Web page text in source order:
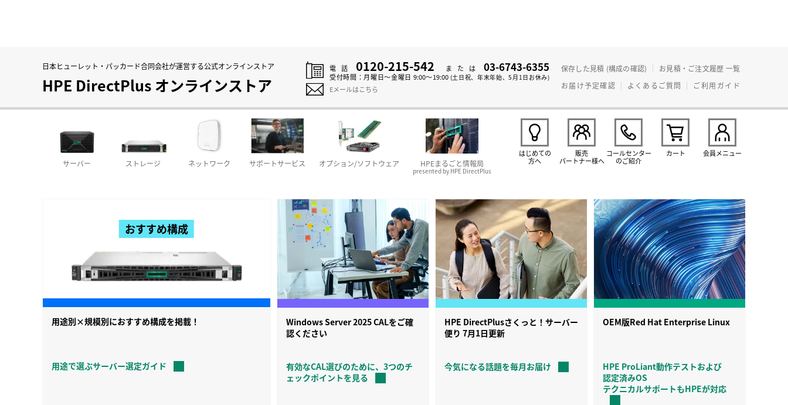
日本ヒューレット・パッカード合同会社が運営する公式オンラインストア
HPE DirectPlus オンラインストア
電話 0120-215-542 または 03-6743-6355
受付時間： 月曜日～金曜日 9:00～19:00 (土日祝、年末年始、5月1日お休み)
Eメールはこちら
保存した見積 (構成の確認)
お見積・ご注文履歴 一覧
お届け予定確認
よくあるご質問 ご利用ガイド
サーバー ストレージ ネットワーク サポートサービス オプション/ソフトウェア HPEまるごと情報局
presented by HPE DirectPlus
はじめての
方へ
販売
パートナー様へ
コールセンター
のご紹介
カート 会員メニュー
おすすめ構成
用途別×規模別におすすめ構成を掲載！
用途で選ぶサーバー選定ガイド
Windows Server 2025 CALをご確
認ください
有効なCAL選びのために、3つのチ
ェックポイントを見る
HPE DirectPlusさくっと！サーバー
便り 7月1日更新
今気になる話題を毎月お届け
OEM版Red Hat Enterprise Linux
HPE ProLiant動作テストおよび
認定済みOS
テクニカルサポートもHPEが対応